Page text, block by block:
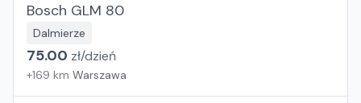
Bosch GLM 80
Dalmierze
75.00 zł/dzień
+169 km Warszawa